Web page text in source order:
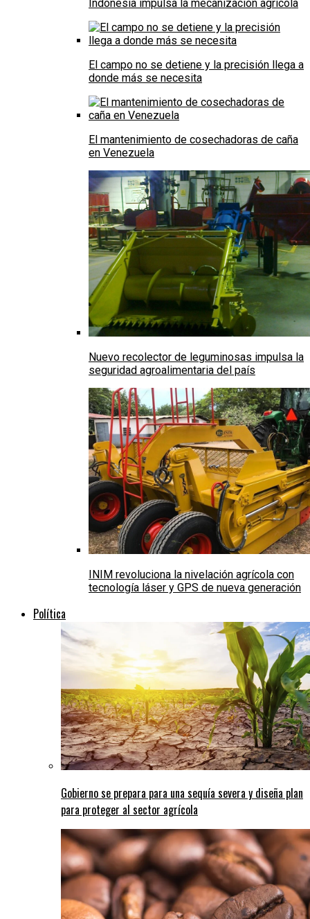
Indonesia impulsa la mecanización agrícola
El campo no se detiene y la precisión llega a
donde más se necesita
El mantenimiento de cosechadoras de caña
en Venezuela
Nuevo recolector de leguminosas impulsa la
seguridad agroalimentaria del país
INIM revoluciona la nivelación agrícola con
tecnología láser y GPS de nueva generación
Política
Gobierno se prepara para una sequía severa y diseña plan
para proteger al sector agrícola